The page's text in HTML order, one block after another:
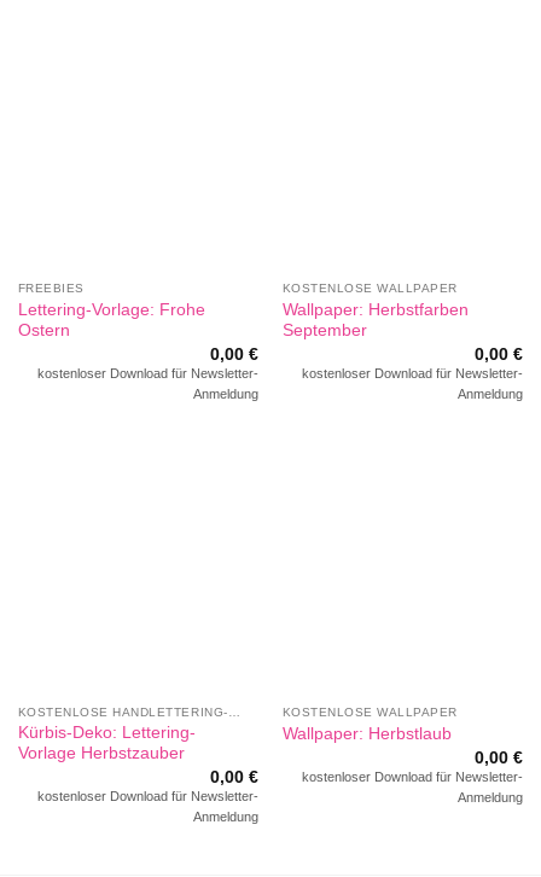
FREEBIES
Lettering-Vorlage: Frohe
Ostern
0,00€
kostenloser Download für Newsletter-
Anmeldung
KOSTENLOSE WALLPAPER
Wallpaper: Herbstfarben
September
0,00€
kostenloser Download für Newsletter-
Anmeldung
Kürbis-Deko: Lettering-
Vorlage Herbstzauber
0,00€
kostenloser Download für Newsletter-
Anmeldung
KOSTENLOSE WALLPAPER
Wallpaper: Herbstlaub
0,00€
kostenloser Download für Newsletter-
Anmeldung